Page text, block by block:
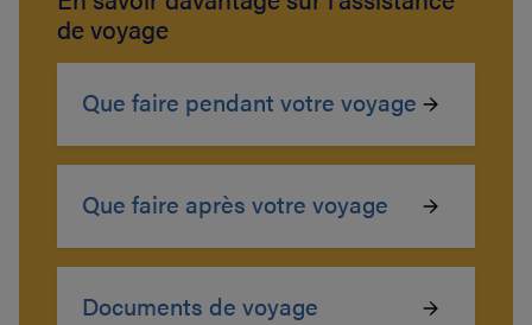
de voyage
Que faire pendant votre voyage
Que faire après votre voyage
Documents de voyage